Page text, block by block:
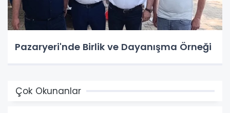
Pazaryeri'nde Birlik ve Dayanışma Örneği
Çok Okunanlar